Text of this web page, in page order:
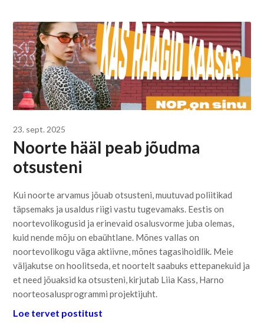
23. sept. 2025
Noorte hääl peab jõudma
otsusteni
Kui noorte arvamus jõuab otsusteni, muutuvad poliitikad
täpsemaks ja usaldus riigi vastu tugevamaks. Eestis on
noortevolikogusid ja erinevaid osalusvorme juba olemas,
kuid nende mõju on ebaühtlane. Mõnes vallas on
noortevolikogu väga aktiivne, mõnes tagasihoidlik. Meie
väljakutse on hoolitseda, et noortelt saabuks ettepanekuid ja
et need jõuaksid ka otsusteni, kirjutab Liia Kass, Harno
noorteosalusprogrammi projektijuht.
Loe tervet postitust